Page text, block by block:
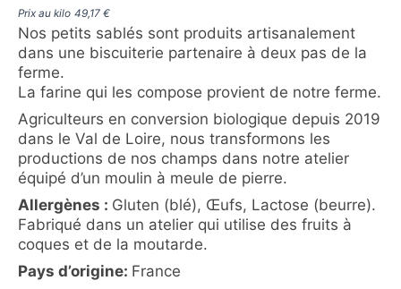
Prix au kilo 49,17 €
Nos petits sablés sont produits artisanalement
dans une biscuiterie partenaire à deux pas de la
ferme.
La farine qui les compose provient de notre ferme.
Agriculteurs en conversion biologique depuis 2019
dans le Val de Loire, nous transformons les
productions de nos champs dans notre atelier
équipé d’un moulin à meule de pierre.
Allergènes : Gluten (blé), Œufs, Lactose (beurre).
Fabriqué dans un atelier qui utilise des fruits à
coques et de la moutarde.
Pays d’origine: France